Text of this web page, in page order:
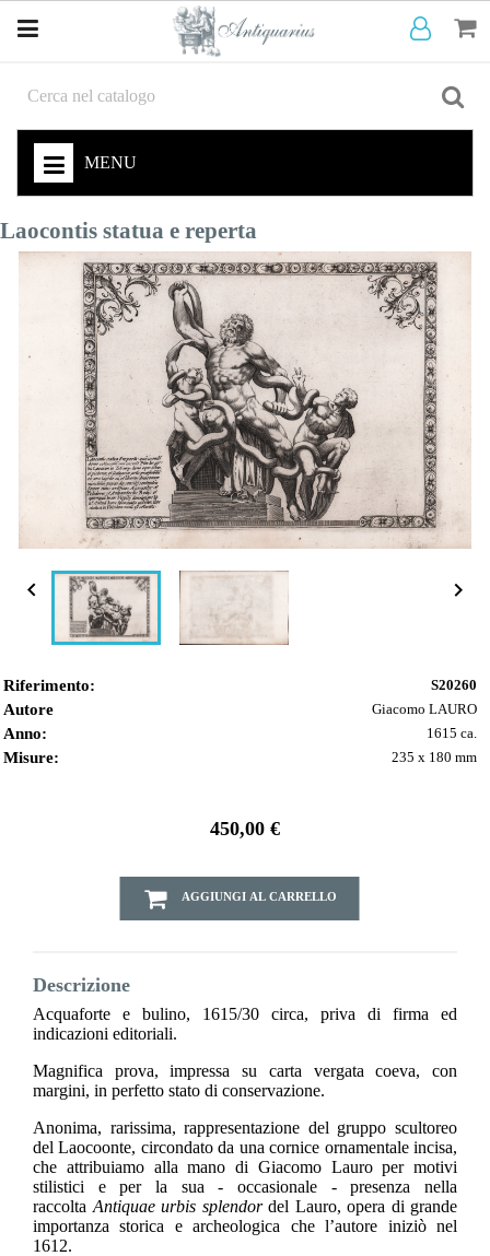
MENU
Laocontis statua e reperta
 
Riferimento: S20260
Autore Giacomo LAURO
Anno: 1615 ca.
Misure: 235 x 180 mm
450,00 €
AGGIUNGI AL CARRELLO
Descrizione
Acquaforte e bulino, 1615/30 circa, priva di firma ed
indicazioni editoriali.
Magnifica prova, impressa su carta vergata coeva, con
margini, in perfetto stato di conservazione.
Anonima, rarissima, rappresentazione del gruppo scultoreo
del Laocoonte, circondato da una cornice ornamentale incisa,
che attribuiamo alla mano di Giacomo Lauro per motivi
stilistici e per la sua - occasionale - presenza nella
raccolta Antiquae urbis splendordel Lauro, opera di grande
importanza storica e archeologica che l’autore iniziò nel
1612.